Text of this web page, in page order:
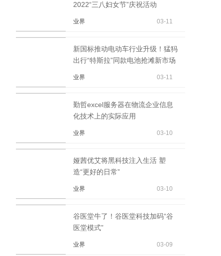
2022“三八妇女节”庆祝活动
业界 03-11
新国标推动电动车行业升级！猛犸
出行“特斯拉”同款电池抢滩新市场
业界 03-11
勤哲excel服务器在物流企业信息
化技术上的实际应用
业界 03-10
娅茜优艾将黑科技注入生活 塑
造“更好的日常”
业界 03-10
谷医堂牛了！谷医堂科技加码“谷
医堂模式”
业界 03-09